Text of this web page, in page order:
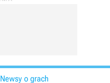
Newsy o grach